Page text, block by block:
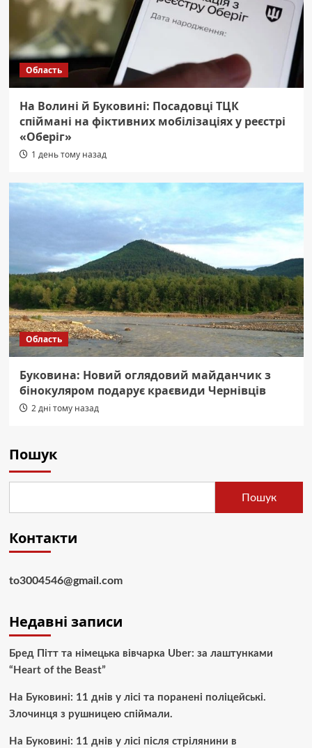
Область
На Волині й Буковині: Посадовці ТЦК
спіймані на фіктивних мобілізаціях у реєстрі
«Оберіг»
1 день тому назад
Область
Буковина: Новий оглядовий майданчик з
бінокуляром подарує краєвиди Чернівців
2 дні тому назад
Пошук
Пошук
Контакти
to3004546@gmail.com
Недавні записи
Бред Пітт та німецька вівчарка Uber: за лаштунками
“Heart of the Beast”
На Буковині: 11 днів у лісі та поранені поліцейські.
Злочинця з рушницею спіймали.
На Буковині: 11 днів у лісі після стрілянини в